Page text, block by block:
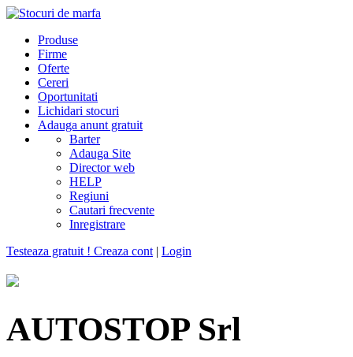
Produse
Firme
Oferte
Cereri
Oportunitati
Lichidari stocuri
Adauga anunt gratuit
Barter
Adauga Site
Director web
HELP
Regiuni
Cautari frecvente
Inregistrare
Testeaza gratuit ! Creaza cont | Login
AUTOSTOP Srl